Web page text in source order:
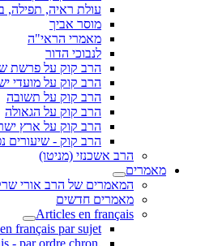
עולת ראיה, תפילה,
מוסר אביך
מאמרי הראי"ה
לנבוכי הדור
הרב קוק על פרשת
הרב קוק על מועדי
הרב קוק על תשובה
הרב קוק על הגאולה
הרב קוק על ארץ
הרב קוק - שיעורים
הרב אשכנזי (מניטו)
מאמרים
המאמרים של הרב אורי
מאמרים חדשים
Articles en français
français par sujet
.Articles en français - par ordre chron